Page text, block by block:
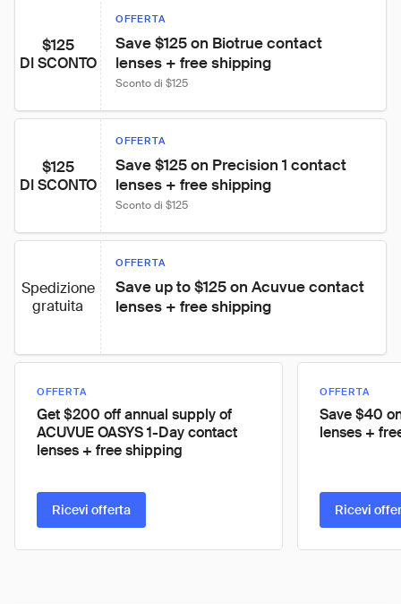
$125
DI SCONTO
OFFERTA
Save $125 on Biotrue contact
lenses + free shipping
Sconto di $125
$125
DI SCONTO
OFFERTA
Save $125 on Precision 1 contact
lenses + free shipping
Sconto di $125
Spedizione
gratuita
OFFERTA
Save up to $125 on Acuvue contact
lenses + free shipping
OFFERTA
Get $200 off annual supply of
ACUVUE OASYS 1-Day contact
lenses + free shipping
Ricevi offerta
OFFERTA
Save $40
lenses +
Ricevi